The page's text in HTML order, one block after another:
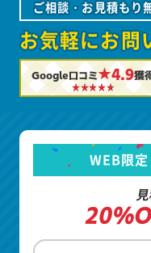
ご相談・お見積もり
お気軽にお問
Google口コミ★4.9獲
WEB限